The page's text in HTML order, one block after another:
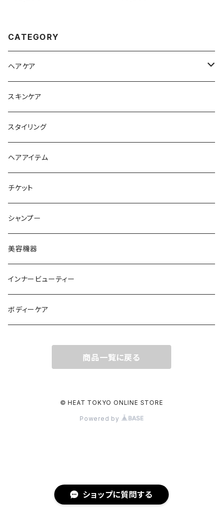
ショップに質問する
CATEGORY
ヘアケア
シャンプー
トリートメント
ヘアオイル
スキンケア
スタイリング
ヘアアイテム
チケット
シャンプー
美容機器
インナービューティー
ボディーケア
商品一覧に戻る
© HEAT TOKYO ONLINE STORE
Powered by